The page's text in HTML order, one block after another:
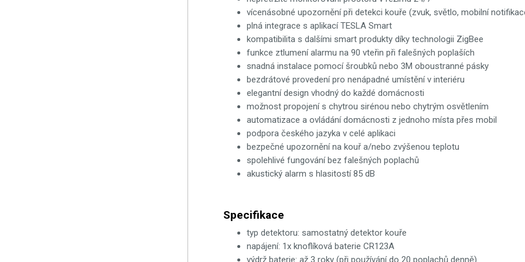
vícenásobné upozornění při detekci kouře (zvuk, světlo, mobilní
plná integrace s aplikací TESLA Smart
kompatibilita s dalšími smart produkty díky technologii ZigBee
funkce ztlumení alarmu na 90 vteřin při falešných poplaších
snadná instalace pomocí šroubků nebo 3M oboustranné pásky
bezdrátové provedení pro nenápadné umístění v interiéru
elegantní design vhodný do každé domácnosti
možnost propojení s chytrou sirénou nebo chytrým osvětlením
automatizace a ovládání domácnosti z jednoho místa přes mobil
podpora českého jazyka v celé aplikaci
bezpečné upozornění na kouř a/nebo zvýšenou teplotu
spolehlivé fungování bez falešných poplachů
akustický alarm s hlasitostí 85 dB
Specifikace
typ detektoru: samostatný detektor kouře
napájení: 1x knoflíková baterie CR123A
výdrž baterie: až 3 roky (při používání do 20 poplachů denně)